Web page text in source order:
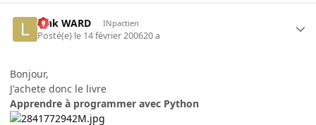
Link WARD INpactien
Posté(e) le 14 février 200620 a
Bonjour,
J'achete donc le livre
Apprendre à programmer avec Python